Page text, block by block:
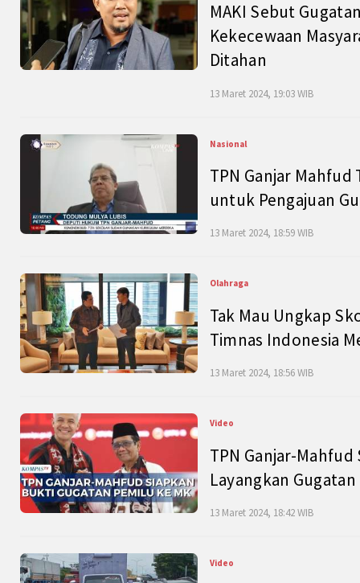
MAKI Sebut
Kekecewaan
Ditahan
13 Maret 2024, 19:03 WIB
Nasional
TPN Ganjar
untuk Pengajuan
13 Maret 2024, 18:59 WIB
Olahraga
Tak Mau Ungkap
Timnas Indonesia
13 Maret 2024, 18:56 WIB
Video
TPN Ganjar-
Layangkan
13 Maret 2024, 18:42 WIB
Video